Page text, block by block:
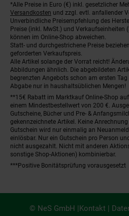
Fußnoten
*Alle Preise in Euro (€) inkl. gesetzlicher
Versandkosten und zzgl. evtl. anfallender
Unverbindliche Preisempfehlung des
Preise (inkl. MwSt.) und Verkaufseinheiten
können im Online-Shop abweichen.
Statt- und durchgestrichene Preise
geforderten Verkaufspreis.
Alle Artikel solange der Vorrat reicht!
Abbildungen ähnlich. Die abgebildeten
begrenzten Angebots schon am ersten
Abgabe nur in haushaltsüblichen Mengen!
**15€ Rabatt im Marktkauf Online-Shop
einem Mindestbestellwert von 200 €.
Gutscheine, Bücher und Pre- &
gekennzeichnete Artikel. Keine
Gutschein wird nur einmalig an
einlösbar. Nur ein Gutschein pro Person
nicht ausgezahlt. Nicht mit anderen
sonstige Shop-Aktionen) kombinierbar.
***Positive Bonitätsprüfung vorausgesetzt
© NeS GmbH |Kontakt |